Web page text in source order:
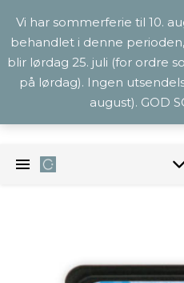
Vi har sommerferie til 10.
behandlet i denne
blir lørdag 25. juli (for ordre
på lørdag). Ingen
august). GOD